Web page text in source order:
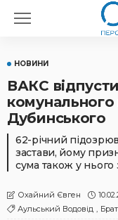
НОВИНИ
ВАКС
комунального
Дубинського
62-річний
застави, йому
сума також у нього
Охайний Євген
Аульський Водовід